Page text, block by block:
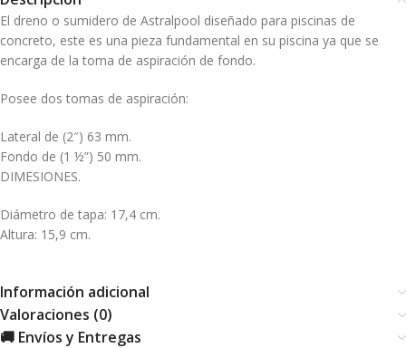
El dreno o sumidero de Astralpool diseñado para piscinas de
concreto, este es una pieza fundamental en su piscina ya que se
encarga de la toma de aspiración de fondo.
Posee dos tomas de aspiración:
Lateral de (2″) 63 mm.
Fondo de (1 ½”) 50 mm.
DIMESIONES.
Diámetro de tapa: 17,4 cm.
Altura: 15,9 cm.
Información adicional
Valoraciones (0)
🚚 Envíos y Entregas